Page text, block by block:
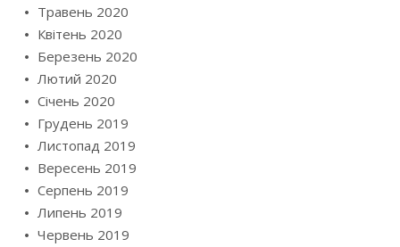
Травень 2020
Квітень 2020
Березень 2020
Лютий 2020
Січень 2020
Грудень 2019
Листопад 2019
Вересень 2019
Серпень 2019
Липень 2019
Червень 2019